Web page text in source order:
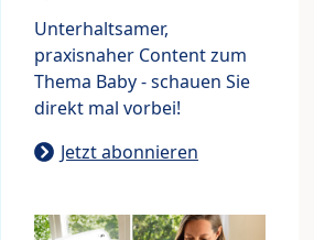
Unterhaltsamer,
praxisnaher Content zum
Thema Baby - schauen Sie
direkt mal vorbei!
Jetzt abonnieren